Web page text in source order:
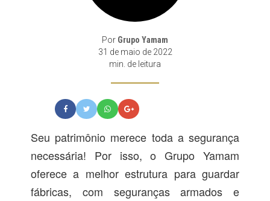
Por Grupo Yamam
31 de maio de 2022
min. de leitura
Seu patrimônio merece toda a segurança
necessária! Por isso, o Grupo Yamam
oferece a melhor estrutura para guardar
fábricas, com seguranças armados e